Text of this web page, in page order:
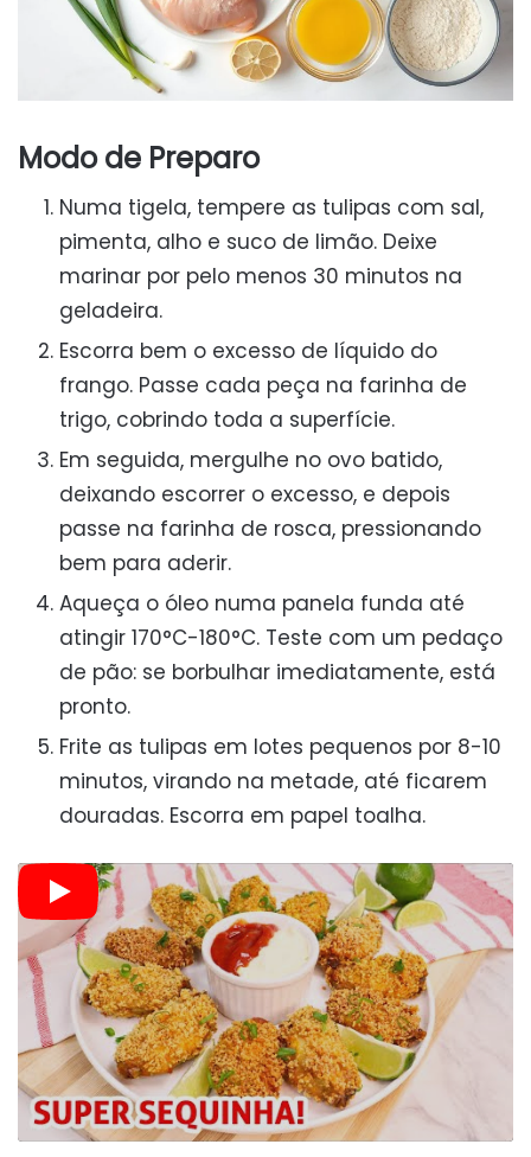
Modo de Preparo
Numa tigela, tempere as tulipas com sal,
pimenta, alho e suco de limão. Deixe
marinar por pelo menos 30 minutos na
geladeira.
Escorra bem o excesso de líquido do
frango. Passe cada peça na farinha de
trigo, cobrindo toda a superfície.
Em seguida, mergulhe no ovo batido,
deixando escorrer o excesso, e depois
passe na farinha de rosca, pressionando
bem para aderir.
Aqueça o óleo numa panela funda até
atingir 170°C-180°C. Teste com um pedaço
de pão: se borbulhar imediatamente, está
pronto.
Frite as tulipas em lotes pequenos por 8-10
minutos, virando na metade, até ficarem
douradas. Escorra em papel toalha.